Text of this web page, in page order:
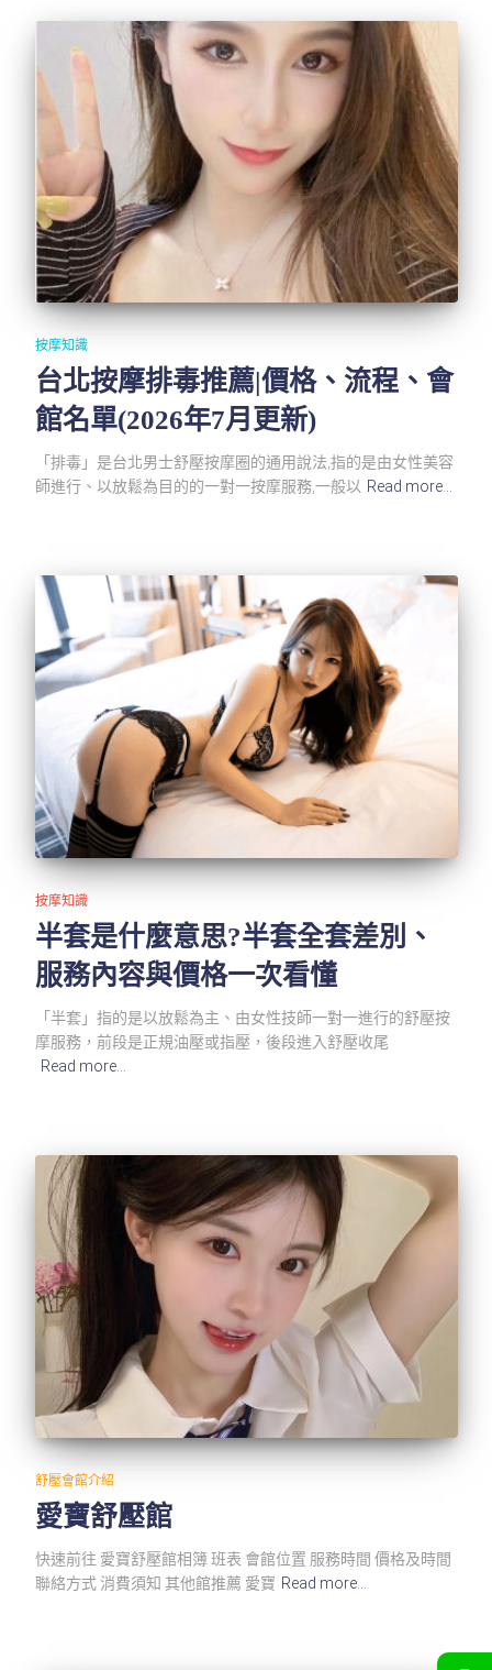
按摩知識
台北按摩排毒推薦|價格、流程、會
館名單(2026年7月更新)
「排毒」是台北男士舒壓按摩圈的通用說法,指的是由女性美容
師進行、以放鬆為目的的一對一按摩服務,一般以 Read more…
按摩知識
半套是什麼意思?半套全套差別、
服務內容與價格一次看懂
「半套」指的是以放鬆為主、由女性技師一對一進行的舒壓按
摩服務，前段是正規油壓或指壓，後段進入舒壓收尾
Read more…
舒壓會館介紹
愛寶舒壓館
快速前往 愛寶舒壓館相簿 班表 會館位置 服務時間 價格及時間
聯絡方式 消費須知 其他館推薦 愛寶 Read more…